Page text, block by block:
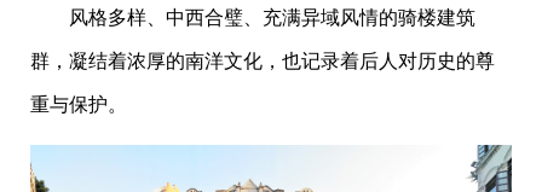
风格多样、中西合璧、充满异域风情的骑楼建筑
群，凝结着浓厚的南洋文化，也记录着后人对历史的尊
重与保护。